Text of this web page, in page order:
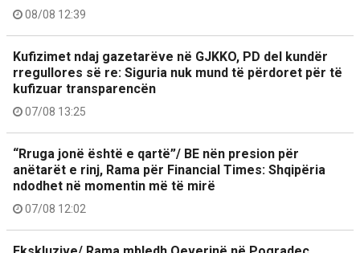
08/08 12:39
Kufizimet ndaj gazetarëve në GJKKO, PD del kundër
rregullores së re: Siguria nuk mund të përdoret për të
kufizuar transparencën
07/08 13:25
“Rruga jonë është e qartë”/ BE nën presion për
anëtarët e rinj, Rama për Financial Times: Shqipëria
ndodhet në momentin më të mirë
07/08 12:02